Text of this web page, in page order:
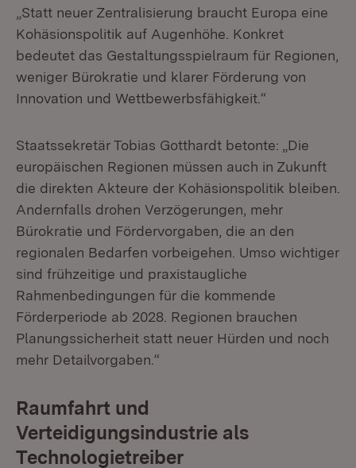
„Statt neuer Zentralisierung braucht Europa eine
Kohäsionspolitik auf Augenhöhe. Konkret
bedeutet das Gestaltungsspielraum für Regionen,
weniger Bürokratie und klarer Förderung von
Innovation und Wettbewerbsfähigkeit.“
Staatssekretär Tobias Gotthardt betonte: „Die
europäischen Regionen müssen auch in Zukunft
die direkten Akteure der Kohäsionspolitik bleiben.
Andernfalls drohen Verzögerungen, mehr
Bürokratie und Fördervorgaben, die an den
regionalen Bedarfen vorbeigehen. Umso wichtiger
sind frühzeitige und praxistaugliche
Rahmenbedingungen für die kommende
Förderperiode ab 2028. Regionen brauchen
Planungssicherheit statt neuer Hürden und noch
mehr Detailvorgaben.“
Raumfahrt und
Verteidigungsindustrie als
Technologietreiber